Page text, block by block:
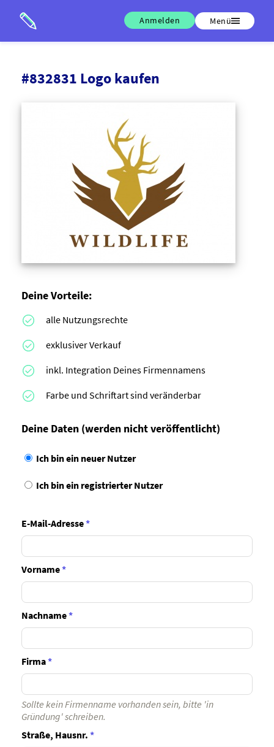
Anmelden Menü
#832831 Logo kaufen
Deine Vorteile:
alle Nutzungsrechte
exklusiver Verkauf
inkl. Integration Deines Firmennamens
Farbe und Schriftart sind veränderbar
Deine Daten (werden nicht veröffentlicht)
Ich bin ein neuer Nutzer
Ich bin ein registrierter Nutzer
E-Mail-Adresse*
Vorname*
Nachname*
Firma*
Sollte kein Firmenname vorhanden sein, bitte 'in
Gründung' schreiben.
Straße, Hausnr. *